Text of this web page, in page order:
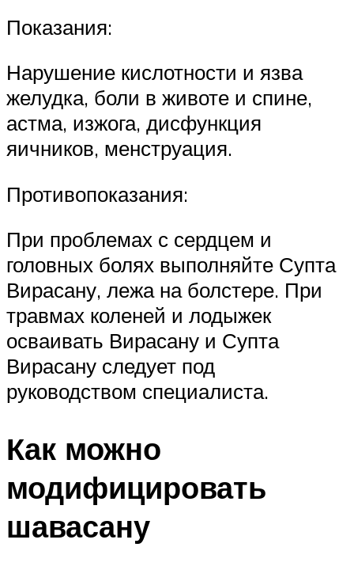
Показания:
Нарушение кислотности и язва
желудка, боли в животе и спине,
астма, изжога, дисфункция
яичников, менструация.
Противопоказания:
При проблемах с сердцем и
головных болях выполняйте Супта
Вирасану, лежа на болстере. При
травмах коленей и лодыжек
осваивать Вирасану и Супта
Вирасану следует под
руководством специалиста.
Как можно
модифицировать
шавасану